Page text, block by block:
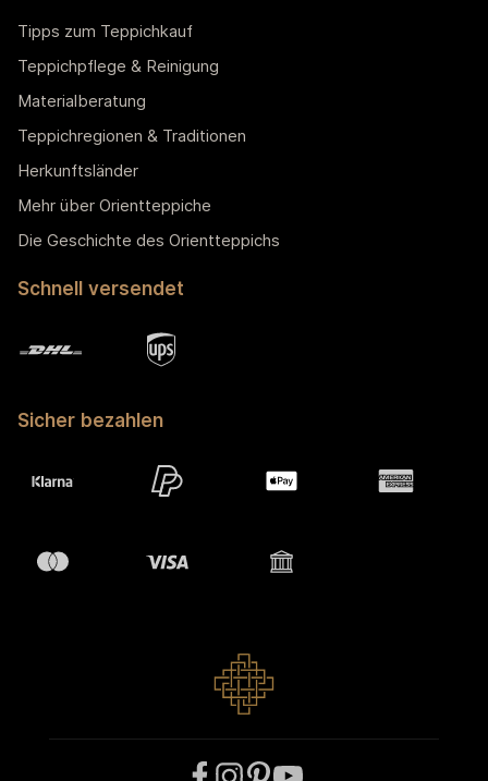
Tipps zum Teppichkauf
Teppichpflege & Reinigung
Materialberatung
Teppichregionen & Traditionen
Herkunftsländer
Mehr über Orientteppiche
Die Geschichte des Orientteppichs
Schnell versendet
Sicher bezahlen